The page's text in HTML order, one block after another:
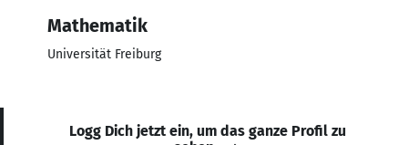
Mathematik
Universität Freiburg
Logg Dich jetzt ein, um das ganze Profil zu